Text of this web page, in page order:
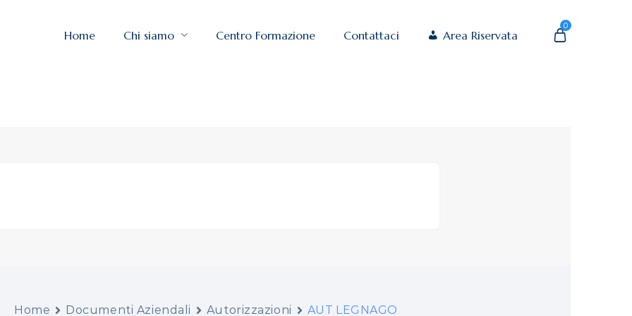
Home Chi siamo Centro Formazione Contattaci Area Riservata
0
Home Documenti Aziendali Autorizzazioni AUT LEGNAGO